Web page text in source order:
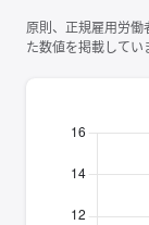
原則、正規雇用労
た数値を掲載して